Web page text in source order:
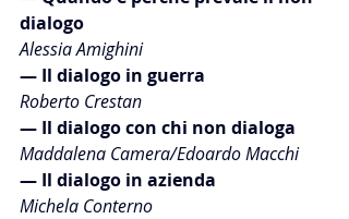
dialogo
Alessia Amighini
— Il dialogo in guerra
Roberto Crestan
— Il dialogo con chi non dialoga
Maddalena Camera/Edoardo Macchi
— Il dialogo in azienda
Michela Conterno